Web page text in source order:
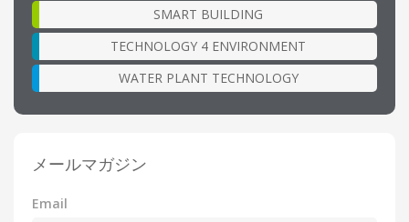
SMART BUILDING
TECHNOLOGY 4 ENVIRONMENT
WATER PLANT TECHNOLOGY
メールマガジン
Email